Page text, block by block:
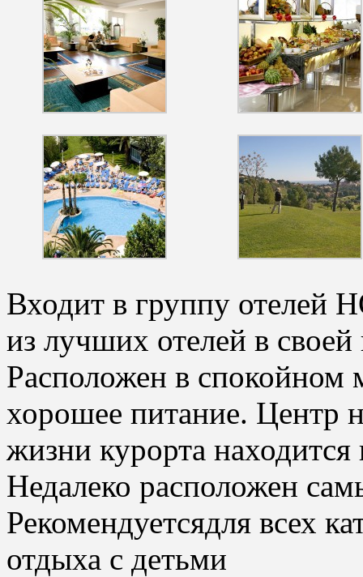
Входит в группу отелей
из лучших отелей в
Расположен в спокойном
хорошее питание. Центр
жизни курорта
Недалеко расположен
Рекомендуетсядля всех
отдыха с детьми